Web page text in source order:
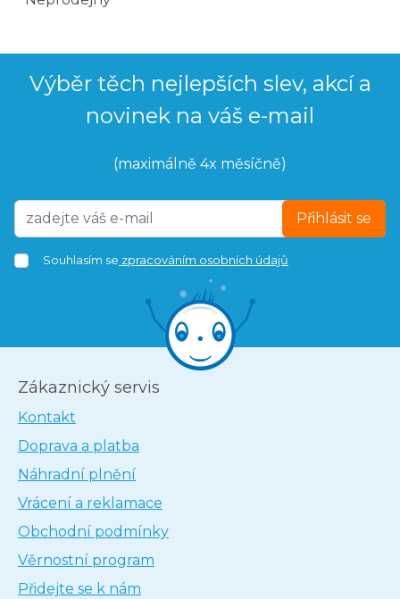
Výběr těch nejlepších slev, akcí a
novinek na váš e-mail
(maximálně 4x měsíčně)
Přihlásit se
Souhlasím se zpracováním osobních údajů
Zákaznický servis
Kontakt
Doprava a platba
Náhradní plnění
Vrácení a reklamace
Obchodní podmínky
Věrnostní program
Přidejte se k nám